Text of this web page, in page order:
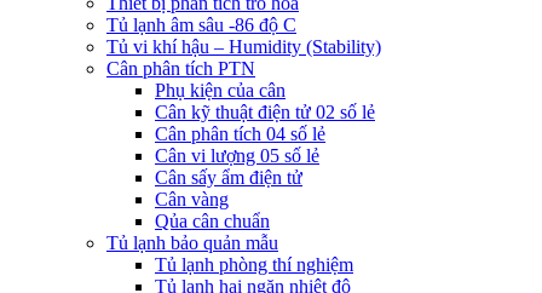
Tủ lạnh âm sâu -86 độ C
Tủ vi khí hậu – Humidity (Stability)
Cân phân tích PTN
Phụ kiện của cân
Cân kỹ thuật điện tử 02 số lẻ
Cân phân tích 04 số lẻ
Cân vi lượng 05 số lẻ
Cân sấy ẩm điện tử
Cân vàng
Qủa cân chuẩn
Tủ lạnh bảo quản mẫu
Tủ lạnh phòng thí nghiệm
Tủ lạnh hai ngăn nhiệt độ